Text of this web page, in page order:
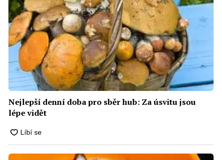
Nejlepší denní doba pro sběr hub: Za úsvitu jsou
lépe vidět